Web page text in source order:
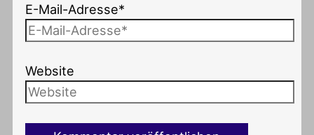
E-Mail-Adresse*
Website